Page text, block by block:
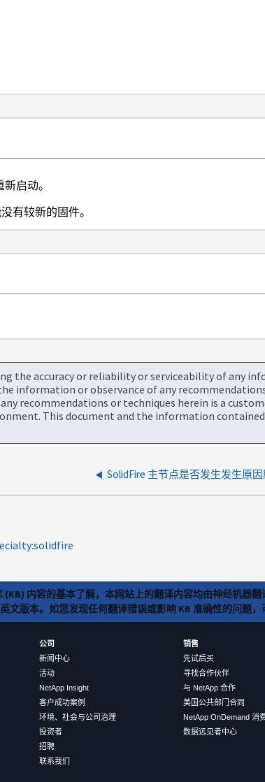
启动。
有较新的固件。
the accuracy or reliability or serviceability of any
information or observance of any
recommendations or techniques herein is a
This document and the information
SolidFire 主节点是否发生发生原因
(KB) 内容的基本了解，本网站上的翻译内容均由神经机器
文版本。如您发现任何翻译错误或影响 KB 准确性的问题，
公司
新闻中心
活动
NetApp Insight
客户成功案例
环境、社会与公司治理
投资者
招聘
联系我们
销售
先试后买
寻找合作伙伴
与 NetApp 合作
美国公共部门合同
NetApp OnDemand 消
数据远见者中心